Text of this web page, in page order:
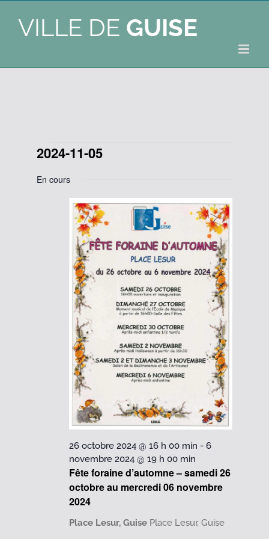
VILLE DE GUISE
Évènements
for
novembre
2024
2024-11-05
une
En cours
Fête foraine d’automne – samedi 26
octobre au mercredi 06 novembre
2024
26 octobre 2024 @ 16 h 00 min -6
novembre 2024 @ 19 h 00 min
Place Lesur, Guise Place Lesur, Guise